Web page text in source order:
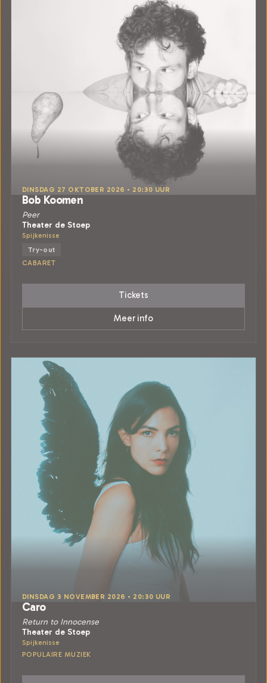
DINSDAG 27 OKTOBER 2026 • 20:30 UUR
Bob Koomen
Peer
Theater de Stoep
Spijkenisse
Try-out
CABARET
Tickets
Meer info
DINSDAG 3 NOVEMBER 2026 • 20:30 UUR
Caro
Return to Innocense
Theater de Stoep
Spijkenisse
POPULAIRE MUZIEK